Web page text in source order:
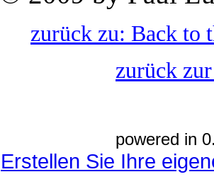
zurück zu: Back to
zurück
powered in
Erstellen Sie Ihre